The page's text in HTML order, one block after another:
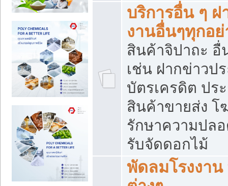
บริการอื่น ๆ
งานอื่นๆทุกอ
สินค้าจิปาถะ อื่
เช่น ฝากข่าวป
บัตรเครดิต ปร
สินค้าขายส่ง
รักษาความปล
รับจัดดอกไม้
พัดลมโรงงา